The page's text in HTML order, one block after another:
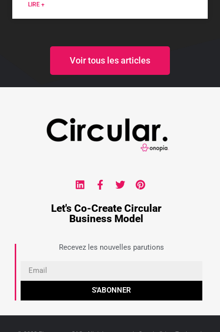
LIRE +
Voir tous les articles
Let's Co-Create Circular
Business Model
Recevez les nouvelles parutions
S'ABONNER